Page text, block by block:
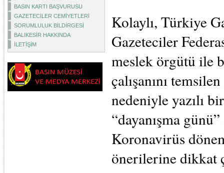
BASIN KARTI BAŞVURUSU
GAZETECİLER CEMİYETLERİ
SORUMLULUK BİLDİRGESİ
BALIKESİR HAKKINDA
İLETİŞİM
Kolaylı, Türkiye
Gazeteciler
meslek örgütü ile
çalışanını
nedeniyle yazılı
“dayanışma
Koronavirüs
önerilerine dikkat